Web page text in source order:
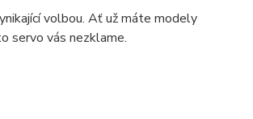
volbou. Ať už máte modely
servo vás nezklame.